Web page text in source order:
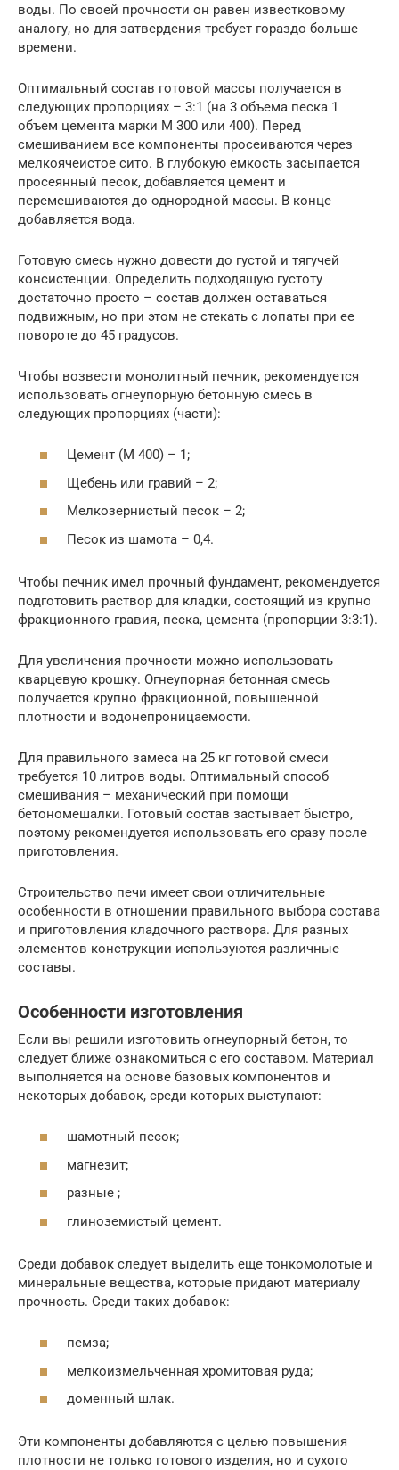
воды. По своей прочности он равен известковому
аналогу, но для затвердения требует гораздо больше
времени.
Оптимальный состав готовой массы получается в
следующих пропорциях – 3:1 (на 3 объема песка 1
объем цемента марки М 300 или 400). Перед
смешиванием все компоненты просеиваются через
мелкоячеистое сито. В глубокую емкость засыпается
просеянный песок, добавляется цемент и
перемешиваются до однородной массы. В конце
добавляется вода.
Готовую смесь нужно довести до густой и тягучей
консистенции. Определить подходящую густоту
достаточно просто – состав должен оставаться
подвижным, но при этом не стекать с лопаты при ее
повороте до 45 градусов.
Чтобы возвести монолитный печник, рекомендуется
использовать огнеупорную бетонную смесь в
следующих пропорциях (части):
Цемент (М 400) – 1;
Щебень или гравий – 2;
Мелкозернистый песок – 2;
Песок из шамота – 0,4.
Чтобы печник имел прочный фундамент, рекомендуется
подготовить раствор для кладки, состоящий из крупно
фракционного гравия, песка, цемента (пропорции 3:3:1).
Для увеличения прочности можно использовать
кварцевую крошку. Огнеупорная бетонная смесь
получается крупно фракционной, повышенной
плотности и водонепроницаемости.
Для правильного замеса на 25 кг готовой смеси
требуется 10 литров воды. Оптимальный способ
смешивания – механический при помощи
бетономешалки. Готовый состав застывает быстро,
поэтому рекомендуется использовать его сразу после
приготовления.
Строительство печи имеет свои отличительные
особенности в отношении правильного выбора состава
и приготовления кладочного раствора. Для разных
элементов конструкции используются различные
составы.
Особенности изготовления
Если вы решили изготовить огнеупорный бетон, то
следует ближе ознакомиться с его составом. Материал
выполняется на основе базовых компонентов и
некоторых добавок, среди которых выступают:
шамотный песок;
магнезит;
разные ;
глиноземистый цемент.
Среди добавок следует выделить еще тонкомолотые и
минеральные вещества, которые придают материалу
прочность. Среди таких добавок:
пемза;
мелкоизмельченная хромитовая руда;
доменный шлак.
Эти компоненты добавляются с целью повышения
плотности не только готового изделия, но и сухого